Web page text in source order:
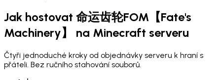
Jak hostovat 命运齿轮FOM【Fate's
Machinery】
na Minecraft serveru
Čtyři jednoduché kroky od objednávky serveru k hraní s
přáteli. Bez ručního stahování souborů.